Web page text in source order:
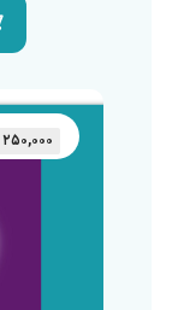
۲۵۰,۰۰۰